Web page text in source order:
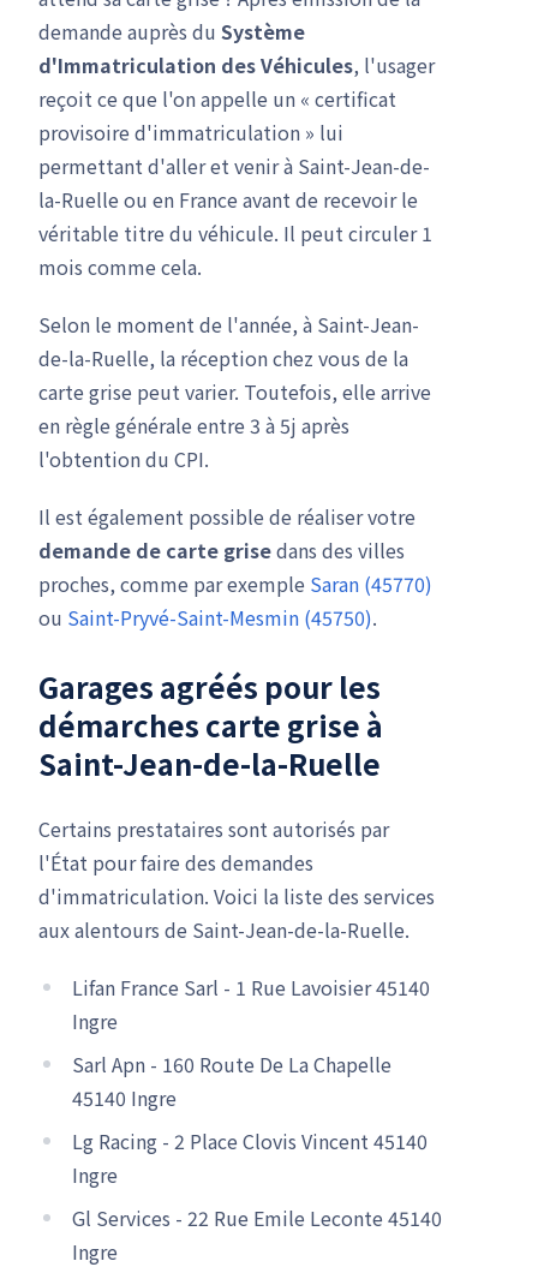
demande auprès du Système
d'Immatriculation des Véhicules, l'usager
reçoit ce que l'on appelle un « certificat
provisoire d'immatriculation » lui
permettant d'aller et venir à Saint-Jean-de-
la-Ruelle ou en France avant de recevoir le
véritable titre du véhicule. Il peut circuler 1
mois comme cela.
Selon le moment de l'année, à Saint-Jean-
de-la-Ruelle, la réception chez vous de la
carte grise peut varier. Toutefois, elle arrive
en règle générale entre 3 à 5j après
l'obtention du CPI.
Il est également possible de réaliser votre
demande de carte grisedans des villes
proches, comme par exemple Saran (45770)
ou Saint-Pryvé-Saint-Mesmin (45750).
Garages agréés pour les
démarches carte grise à
Saint-Jean-de-la-Ruelle
Certains prestataires sont autorisés par
l'État pour faire des demandes
d'immatriculation. Voici la liste des services
aux alentours de Saint-Jean-de-la-Ruelle.
Lifan France Sarl - 1 Rue Lavoisier 45140
Ingre
Sarl Apn - 160 Route De La Chapelle
45140 Ingre
Lg Racing - 2 Place Clovis Vincent 45140
Ingre
Gl Services - 22 Rue Emile Leconte 45140
Ingre